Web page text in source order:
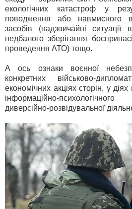
екологічних катастроф у
поводження або навмисного
засобів (надзвичайні ситуації
недбалого зберігання
проведення АТО) тощо.
А ось ознаки воєнної
конкретних військово-
економічних акціях сторін, у діях
інформаційно-
диверсійно-розвідувальної